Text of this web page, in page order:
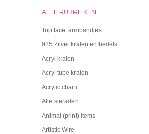
ALLE RUBRIEKEN
Top facet armbandjes
925 Zilver kralen en bedels
Acryl kralen
Acryl tube kralen
Acrylic chain
Alle sieraden
Animal (print) items
Artistic Wire